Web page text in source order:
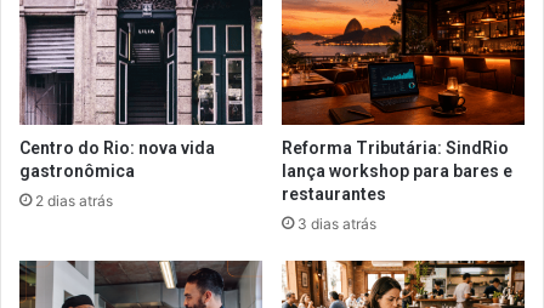
Centro do Rio: nova vida
gastronômica
2 dias atrás
Reforma Tributária: SindRio
lança workshop para bares e
restaurantes
3 dias atrás